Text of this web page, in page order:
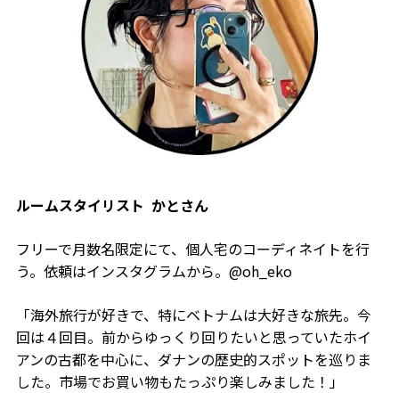
ルームスタイリスト かとさん
フリーで月数名限定にて、個人宅のコーディネイトを行
う。依頼はインスタグラムから。@oh_eko
「海外旅行が好きで、特にベトナムは大好きな旅先。今
回は４回目。前からゆっくり回りたいと思っていたホイ
アンの古都を中心に、ダナンの歴史的スポットを巡りま
した。市場でお買い物もたっぷり楽しみました！」